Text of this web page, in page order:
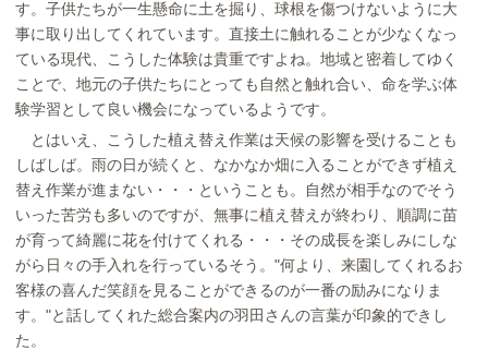
す。子供たちが一生懸命に土を掘り、球根を傷つけないように大
事に取り出してくれています。直接土に触れることが少なくなっ
ている現代、こうした体験は貴重ですよね。地域と密着してゆく
ことで、地元の子供たちにとっても自然と触れ合い、命を学ぶ体
験学習として良い機会になっているようです。
とはいえ、こうした植え替え作業は天候の影響を受けることも
しばしば。雨の日が続くと、なかなか畑に入ることができず植え
替え作業が進まない・・・ということも。自然が相手なのでそう
いった苦労も多いのですが、無事に植え替えが終わり、順調に苗
が育って綺麗に花を付けてくれる・・・その成長を楽しみにしな
がら日々の手入れを行っているそう。"何より、来園してくれるお
客様の喜んだ笑顔を見ることができるのが一番の励みになりま
す。"と話してくれた総合案内の羽田さんの言葉が印象的できし
た。